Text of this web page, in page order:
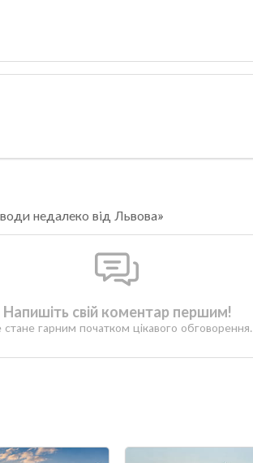
недалеко від Львова»
Напишіть свій коментар першим!
стане гарним початком цікавого обговорення.